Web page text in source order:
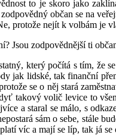
to je skoro jako
občan se na
protože nejít k volbám je
Jsou zodpovědnější ti
který počítá s tím, že
jak lidské, tak finanční
se o něj stará
takový volič levice to
a staral se málo, s
sám o sebe, stále
víc a mají se líp, tak já